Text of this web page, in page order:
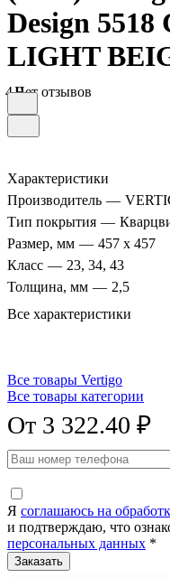
Design
LIGHT
4.9Нет отзывов
Характеристики
Производитель —
Тип покрытия —
Размер, мм — 457 х 457
Класс — 23, 34, 43
Толщина, мм — 2,5
Все характеристики
Все товары Vertigo
Все товары категории
От 3 322.40 ₽
Я соглашаюсь на
и подтверждаю, что
персональных данных *